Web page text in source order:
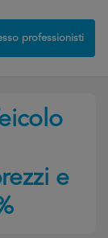
professionisti
e